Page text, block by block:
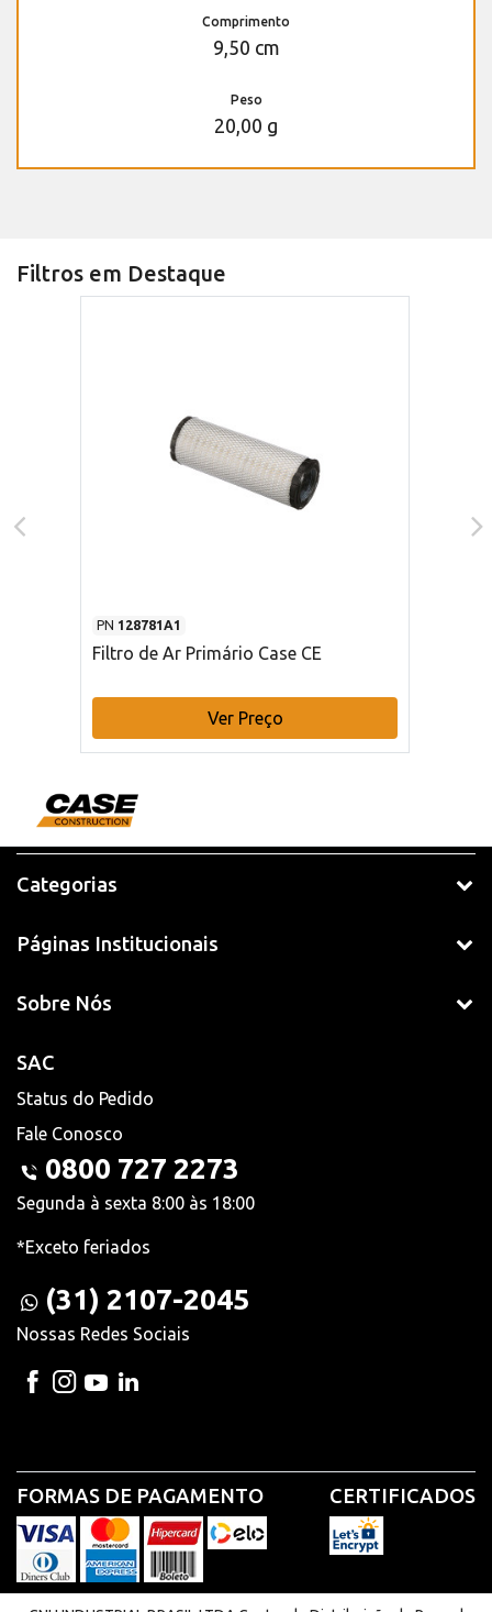
Comprimento
9,50 cm
Peso
20,00 g
Filtros em Destaque
PN 128781A1
Filtro de Ar Primário Case CE
Ver Preço
Categorias
Páginas Institucionais
Sobre Nós
SAC
Status do Pedido
Fale Conosco
0800 727 2273
Segunda à sexta 8:00 às 18:00
*Exceto feriados
(31) 2107-2045
Nossas Redes Sociais
FORMAS DE PAGAMENTO CERTIFICADOS